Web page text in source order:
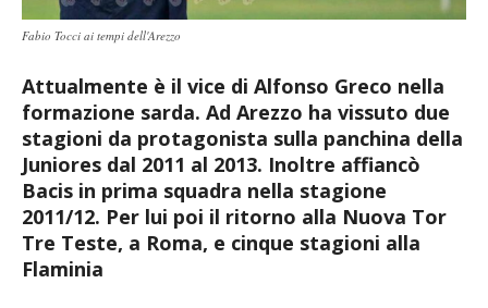
Fabio Tocci ai tempi dell'Arezzo
Attualmente è il vice di Alfonso Greco nella
formazione sarda. Ad Arezzo ha vissuto due
stagioni da protagonista sulla panchina della
Juniores dal 2011 al 2013. Inoltre affiancò
Bacis in prima squadra nella stagione
2011/12. Per lui poi il ritorno alla Nuova Tor
Tre Teste, a Roma, e cinque stagioni alla
Flaminia